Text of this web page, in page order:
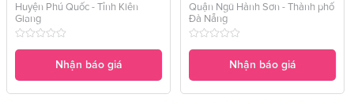
Huyện Phú Quốc - Tỉnh Kiên
Giang
Nhận báo giá
Quận Ngũ Hành Sơn - Thành phố
Đà Nẵng
Nhận báo giá